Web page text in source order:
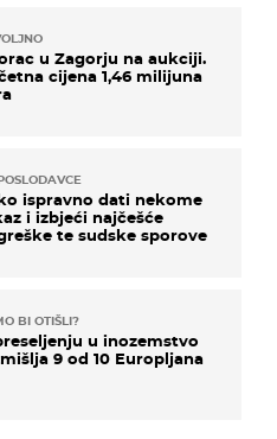
u Zagorju na aukciji.
cijena 1,46 milijuna
ispravno dati nekome
i izbjeći najčešće
te sudske sporove
BI OTIŠLI?
u inozemstvo
9 od 10 Europljana